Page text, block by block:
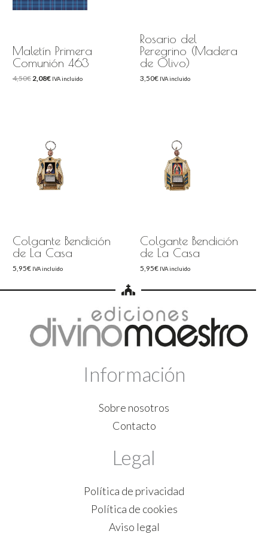
Maletín Primera
Comunión 463
4,50€ 2,08€ IVA incluido
Rosario del
Peregrino (Madera
de Olivo)
3,50€ IVA incluido
Colgante Bendición
de La Casa
5,95€ IVA incluido
Colgante Bendición
de La Casa
5,95€ IVA incluido
Información
Sobre nosotros
Contacto
Legal
Política de privacidad
Política de cookies
Aviso legal